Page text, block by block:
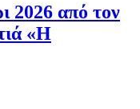
2026 από τον
«Η